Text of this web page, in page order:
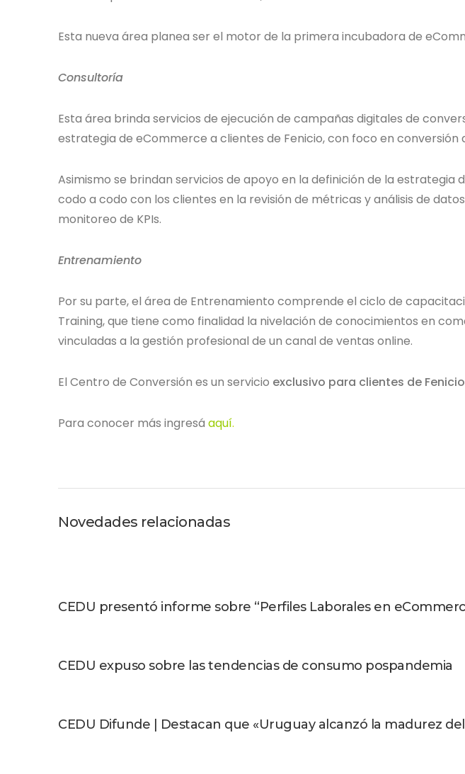
Esta nueva área planea ser el motor de la primera incubadora de
Consultoría
Esta área brinda servicios de ejecución de campañas digitales de
estrategia de eCommerce a clientes de Fenicio, con foco en conversión
Asimismo se brindan servicios de apoyo en la definición de la estrategia
codo a codo con los clientes en la revisión de métricas y análisis de
monitoreo de KPIs.
Entrenamiento
Por su parte, el área de Entrenamiento comprende el ciclo de
Training, que tiene como finalidad la nivelación de conocimientos en
vinculadas a la gestión profesional de un canal de ventas online.
El Centro de Conversión es un servicio exclusivo para clientes de
Para conocer más ingresá aquí.
Novedades relacionadas
CEDU presentó informe sobre “Perfiles Laborales en
CEDU expuso sobre las tendencias de consumo pospandemia
CEDU Difunde | Destacan que «Uruguay alcanzó la madurez